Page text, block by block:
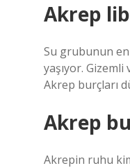
Akrep
Su grubunun
yaşıyor.
Akrep burçları
Akrep
Akrepin ruhu